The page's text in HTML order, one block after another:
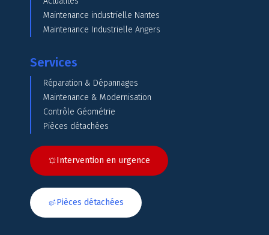
Maintenance industrielle Nantes
Maintenance Industrielle Angers
Services
Réparation & Dépannages
Maintenance & Modernisation
Contrôle Géométrie
Pièces détachées
Intervention en urgence
Pièces détachées